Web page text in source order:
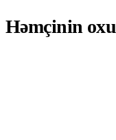
Həmçinin